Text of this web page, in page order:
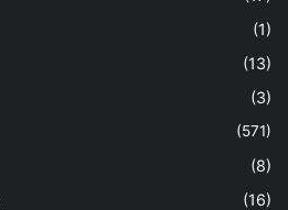
(1)
(13)
(3)
(571)
(8)
(16)